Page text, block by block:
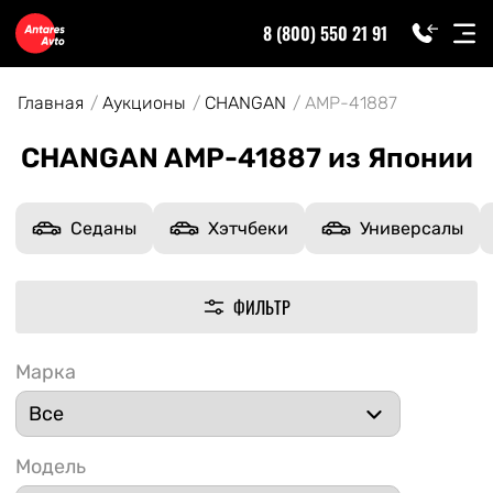
8 (800) 550 21 91
Главная Аукционы CHANGAN AMP-41887
CHANGAN AMP-41887 из Японии
Седаны Хэтчбеки Универсалы
ФИЛЬТР
Марка
Модель